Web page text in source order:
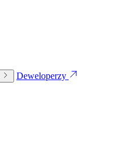
Deweloperzy